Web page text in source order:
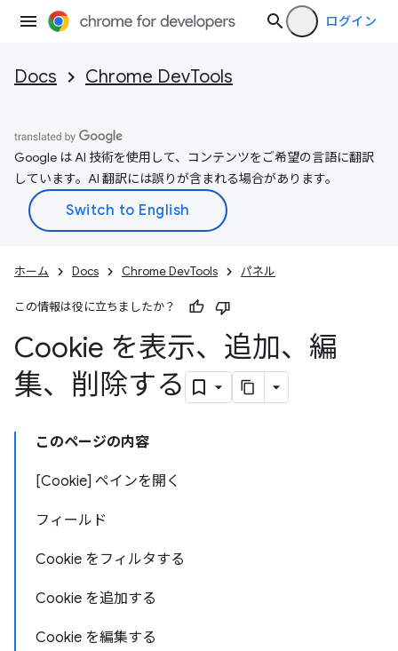
ログイン
Docs Chrome DevTools
Google は AI 技術を使用して、コンテンツをご希望の言語に翻訳
しています。AI 翻訳には誤りが含まれる場合があります。
ホーム Docs Chrome DevTools パネル
この情報は役に立ちましたか？
Cookie を表示、追加、編
集、削除する
このページの内容
[Cookie] ペインを開く
フィールド
Cookie をフィルタする
Cookie を追加する
Cookie を編集する